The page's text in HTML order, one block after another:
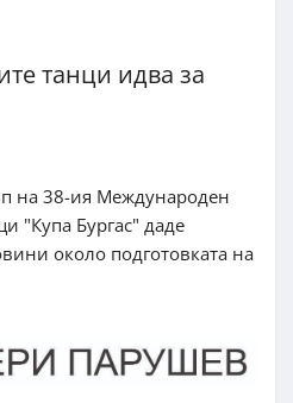
танци идва за
на 38-ия Международен
"Купа Бургас" даде
около подготовката на